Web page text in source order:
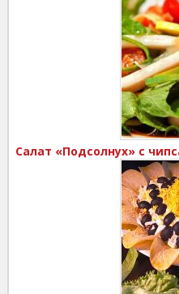
Салат «Подсолнух» с